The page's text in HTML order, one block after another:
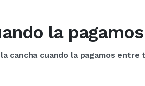
la pagamos
cancha cuando la pagamos entre